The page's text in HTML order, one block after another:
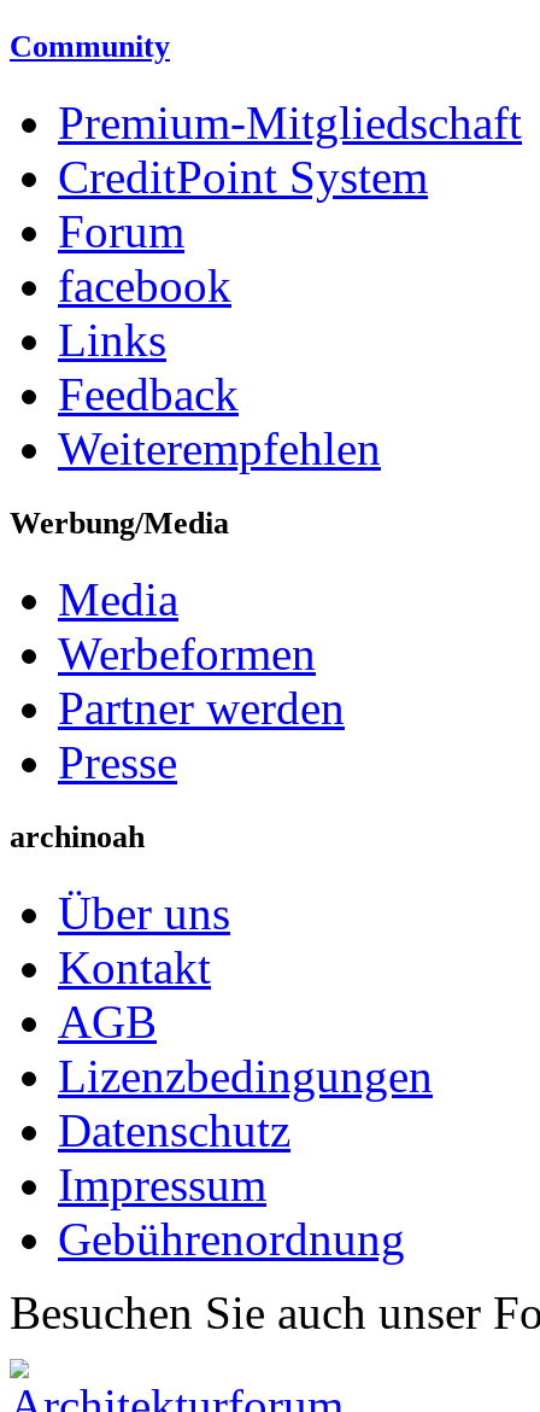
Community
Premium-Mitgliedschaft
CreditPoint System
Forum
facebook
Links
Feedback
Weiterempfehlen
Werbung/Media
Media
Werbeformen
Partner werden
Presse
archinoah
Über uns
Kontakt
AGB
Lizenzbedingungen
Datenschutz
Impressum
Gebührenordnung
Besuchen Sie auch unser